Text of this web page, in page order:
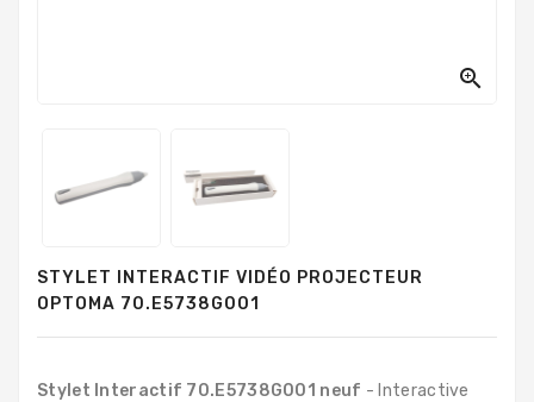
Mémoires
Disques
Durs
PC

STYLET INTERACTIF VIDÉO PROJECTEUR
OPTOMA 70.E5738G001
Stylet Interactif 70.E5738G001 neuf - Interactive